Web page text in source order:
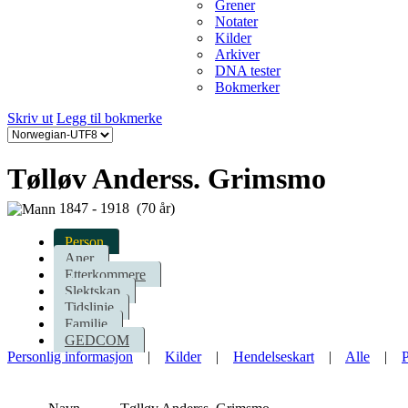
Grener
Notater
Kilder
Arkiver
DNA tester
Bokmerker
Skriv ut Legg til bokmerke
Tølløv Anderss. Grimsmo
1847 - 1918 (70 år)
Person
Aner
Etterkommere
Slektskap
Tidslinje
Familie
GEDCOM
Personlig informasjon| Kilder| Hendelseskart | Alle |